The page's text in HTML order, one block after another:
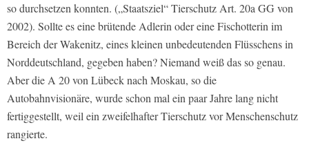
so durchsetzen konnten. („Staatsziel“ Tierschutz Art. 20a GG von
2002). Sollte es eine brütende Adlerin oder eine Fischotterin im
Bereich der Wakenitz, eines kleinen unbedeutenden Flüsschens in
Norddeutschland, gegeben haben? Niemand weiß das so genau.
Aber die A 20 von Lübeck nach Moskau, so die
Autobahnvisionäre, wurde schon mal ein paar Jahre lang nicht
fertiggestellt, weil ein zweifelhafter Tierschutz vor Menschenschutz
rangierte.